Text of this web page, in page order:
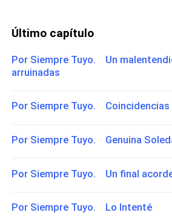
Último capítulo
Por Siempre Tuyo. Un
arruinadas
Por Siempre Tuyo. Coincidencias
Por Siempre Tuyo. Genuina
Por Siempre Tuyo. Un final
Por Siempre Tuyo. Lo Intenté